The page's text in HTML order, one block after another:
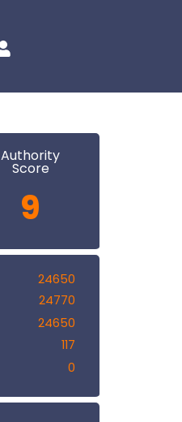
Authority
Score
9
24650
24770
24650
117
0